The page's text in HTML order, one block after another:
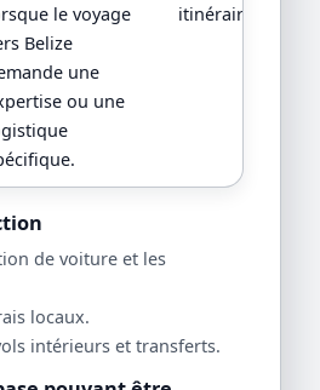
le voyage
Belize
une
ou une
itinéraire
de voiture et les
locaux.
intérieurs et transferts.